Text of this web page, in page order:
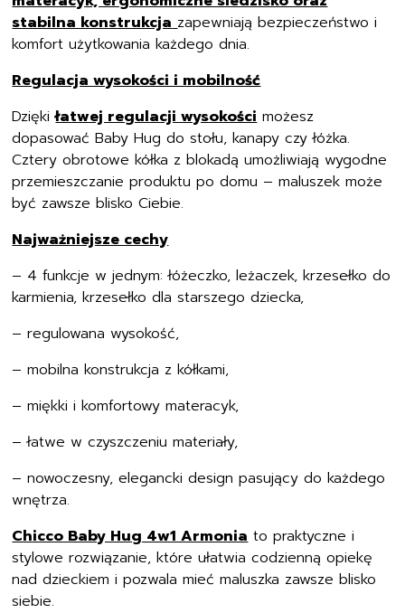
stabilna konstrukcja zapewniają bezpieczeństwo i
komfort użytkowania każdego dnia.
Regulacja wysokości i mobilność
Dziękiłatwej regulacji wysokościmożesz
dopasować Baby Hug do stołu, kanapy czy łóżka.
Cztery obrotowe kółka z blokadą umożliwiają wygodne
przemieszczanie produktu po domu – maluszek może
być zawsze blisko Ciebie.
Najważniejsze cechy
– 4 funkcje w jednym: łóżeczko, leżaczek, krzesełko do
karmienia, krzesełko dla starszego dziecka,
– regulowana wysokość,
– mobilna konstrukcja z kółkami,
– miękki i komfortowy materacyk,
– łatwe w czyszczeniu materiały,
– nowoczesny, elegancki design pasujący do każdego
wnętrza.
Chicco Baby Hug 4w1 Armoniato praktyczne i
stylowe rozwiązanie, które ułatwia codzienną opiekę
nad dzieckiem i pozwala mieć maluszka zawsze blisko
siebie.